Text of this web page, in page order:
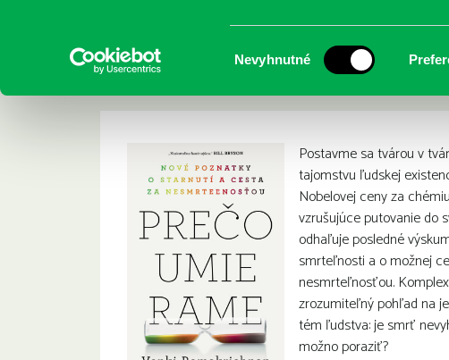
súhlasu
Nevyhnutné
Ramakrishnan,
a cesta za
Postavme sa tvárou v
tajomstvu ľudskej
Nobelovej ceny za
vzrušujúce putovanie do
odhaľuje posledné
smrteľnosti a o možnej
nesmrteľnosťou.
zrozumiteľný pohľad na
tém ľudstva: je smrť
možno poraziť?